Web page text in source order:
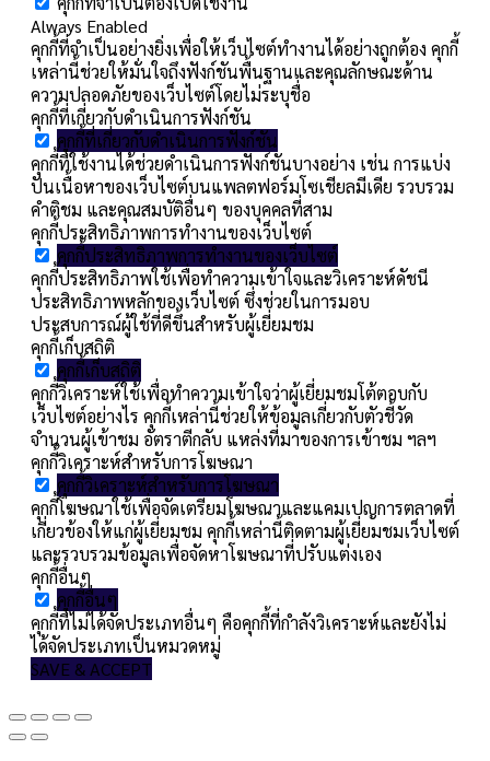
Always Enabled
คุกกี้ที่จำเป็นอย่างยิ่งเพื่อให้เว็บไซต์ทำงานได้อย่างถูกต้อง คุกกี้
เหล่านี้ช่วยให้มั่นใจถึงฟังก์ชันพื้นฐานและคุณลักษณะด้าน
ความปลอดภัยของเว็บไซต์โดยไม่ระบุชื่อ
คุกกี้ที่เกี่ยวกับดำเนินการฟังก์ชัน
คุกกี้ที่เกี่ยวกับดำเนินการฟังก์ชัน
คุกกี้ที่ใช้งานได้ช่วยดำเนินการฟังก์ชันบางอย่าง เช่น การแบ่ง
ปันเนื้อหาของเว็บไซต์บนแพลตฟอร์มโซเชียลมีเดีย รวบรวม
คำติชม และคุณสมบัติอื่นๆ ของบุคคลที่สาม
คุกกี้ประสิทธิภาพการทำงานของเว็บไซต์
คุกกี้ประสิทธิภาพการทำงานของเว็บไซต์
คุกกี้ประสิทธิภาพใช้เพื่อทำความเข้าใจและวิเคราะห์ดัชนี
ประสิทธิภาพหลักของเว็บไซต์ ซึ่งช่วยในการมอบ
ประสบการณ์ผู้ใช้ที่ดีขึ้นสำหรับผู้เยี่ยมชม
คุกกี้เก็บสถิติ
คุกกี้เก็บสถิติ
คุกกี้วิเคราะห์ใช้เพื่อทำความเข้าใจว่าผู้เยี่ยมชมโต้ตอบกับ
เว็บไซต์อย่างไร คุกกี้เหล่านี้ช่วยให้ข้อมูลเกี่ยวกับตัวชี้วัด
จำนวนผู้เข้าชม อัตราตีกลับ แหล่งที่มาของการเข้าชม ฯลฯ
คุกกี้วิเคราะห์สำหรับการโฆษณา
คุกกี้วิเคราะห์สำหรับการโฆษณา
คุกกี้โฆษณาใช้เพื่อจัดเตรียมโฆษณาและแคมเปญการตลาดที่
เกี่ยวข้องให้แก่ผู้เยี่ยมชม คุกกี้เหล่านี้ติดตามผู้เยี่ยมชมเว็บไซต์
และรวบรวมข้อมูลเพื่อจัดหาโฆษณาที่ปรับแต่งเอง
คุกกี้อื่นๆ
คุกกี้อื่นๆ
คุกกี้ที่ไม่ได้จัดประเภทอื่นๆ คือคุกกี้ที่กำลังวิเคราะห์และยังไม่
ได้จัดประเภทเป็นหมวดหมู่
SAVE & ACCEPT